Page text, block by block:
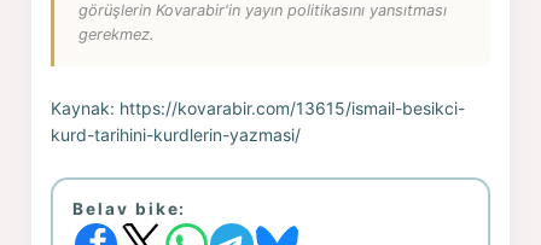
görüşlerin Kovarabir'in yayın politikasını yansıtması
gerekmez.
Kaynak: https://kovarabir.com/13615/ismail-besikci-
kurd-tarihini-kurdlerin-yazmasi/
Belav bike: